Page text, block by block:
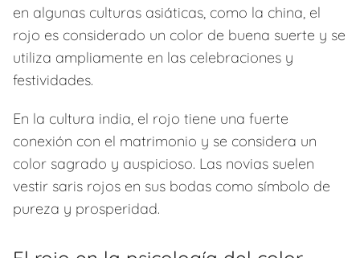
en algunas culturas asiáticas, como la china, el
rojo es considerado un color de buena suerte y se
utiliza ampliamente en las celebraciones y
festividades.
En la cultura india, el rojo tiene una fuerte
conexión con el matrimonio y se considera un
color sagrado y auspicioso. Las novias suelen
vestir saris rojos en sus bodas como símbolo de
pureza y prosperidad.